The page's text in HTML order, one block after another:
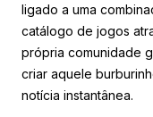
ligado a uma
catálogo de jogos
própria comunidade
criar aquele
notícia instantânea.